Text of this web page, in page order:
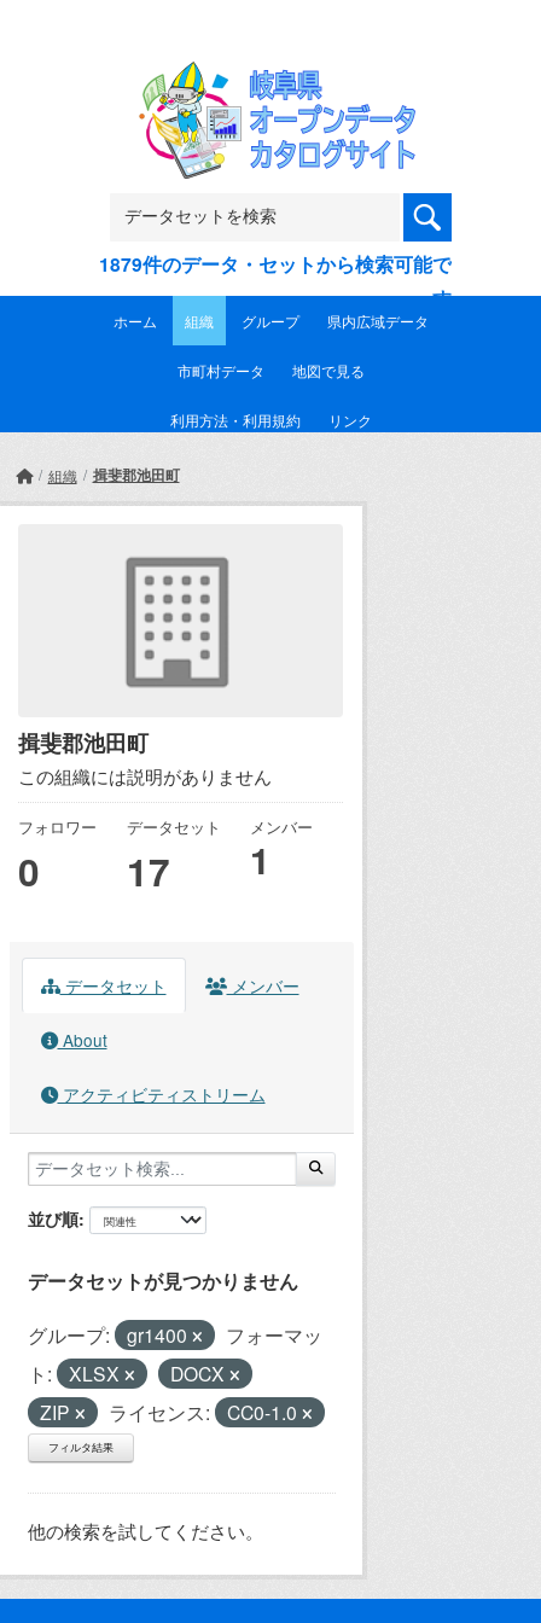
1879件のデータ・セットから検索可能で
す
ホーム 組織 グループ 県内広域データ
市町村データ 地図で見る
利用方法・利用規約 リンク
組織 揖斐郡池田町
揖斐郡池田町
この組織には説明がありません
フォロワー
0
データセット
17
メンバー
1
データセット メンバー
About
アクティビティストリーム
並び順
データセットが見つかりません
グループ: gr1400
フォーマッ
ト:
XLSX
DOCX
ZIP
ライセンス: CC0-1.0
フィルタ結果
他の検索を試してください。